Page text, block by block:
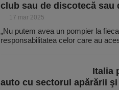
club sau de discotecă sau
17 mar 2025
„Nu putem avea un pompier la
responsabilitatea celor care au
Italia
auto cu sectorul apărării şi